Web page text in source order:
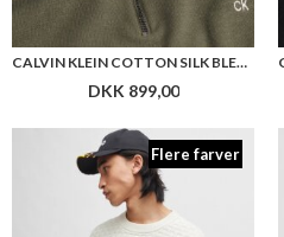
CALVIN KLEIN COTTON SILK BLEND Q-ZIP
DKK 899,00
Flere farver